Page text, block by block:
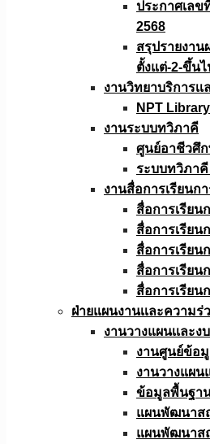
ประกาศเลข
2568
สรุปรายงาน
ตั้งแต่-2-ขึ้นไ
งานวิทยาบริการเ
NPT
งานระบบทวิภาคี
ศูนย์อาชีวศึ
ระบบทวิภาคี
งานสื่อการเรียนก
สื่อการเรียน
สื่อการเรียน
สื่อการเรียน
สื่อการเรียน
สื่อการเรียน
ฝ่ายแผนงานเเละความร่
งานวางแผนเเละ
งานศูนย์ข้อ
งานวางแผ
ข้อมูลพื้นฐา
แผนพัฒนาส
แผนพัฒนาส